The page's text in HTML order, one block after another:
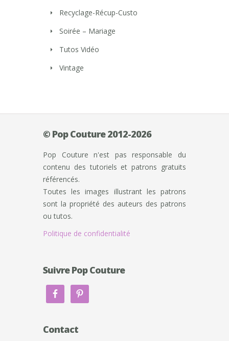
Recyclage-Récup-Custo
Soirée – Mariage
Tutos Vidéo
Vintage
© Pop Couture 2012-2026
Pop Couture n'est pas responsable du
contenu des tutoriels et patrons gratuits
référencés.
Toutes les images illustrant les patrons
sont la propriété des auteurs des patrons
ou tutos.
Politique de confidentialité
Suivre Pop Couture
Contact